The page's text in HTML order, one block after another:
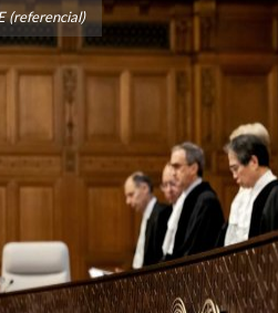
(referencial)